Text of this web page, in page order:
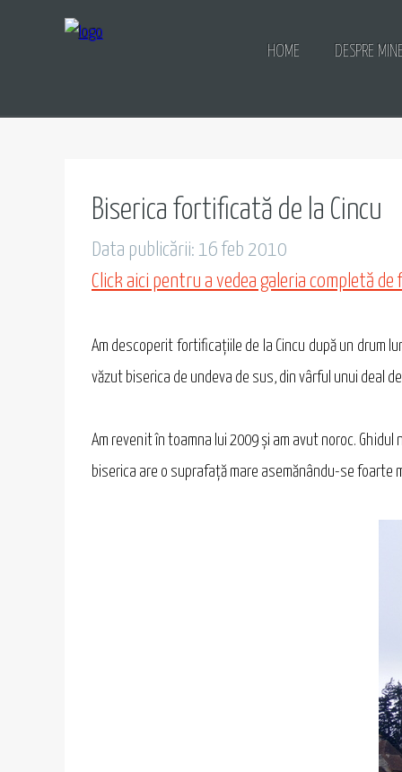
HOME DESPRE MINE
Biserica fortificată de la Cincu
Data publicării: 16 feb 2010
Click aici pentru a vedea galeria completă
Am descoperit fortificaţiile de la Cincu după un drum
văzut biserica de undeva de sus, din vârful unui deal
Am revenit în toamna lui 2009 şi am avut noroc.
biserica are o suprafaţă mare asemănându-se foarte